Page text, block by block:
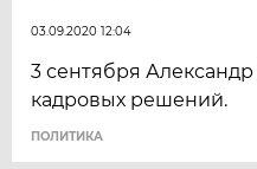
03.09.2020 12:04
3 сентября
кадровых решений.
ПОЛИТИКА